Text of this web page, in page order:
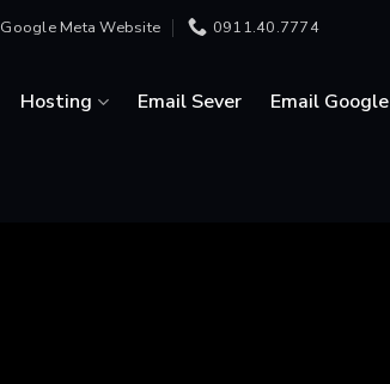
Google Meta Website 0911.40.7774
Hosting Email Sever Email Google